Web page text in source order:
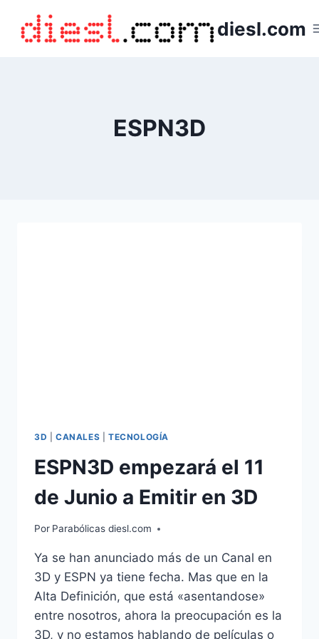
contenido
diesl.com
ESPN3D
3D CANALES TECNOLOGÍA
ESPN3D empezará el 11
de Junio a Emitir en 3D
Por Parabólicas diesl.com
Ya se han anunciado más de un Canal en
3D y ESPN ya tiene fecha. Mas que en la
Alta Definición, que está «asentandose»
entre nosotros, ahora la preocupación es la
3D, y no estamos hablando de películas o